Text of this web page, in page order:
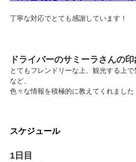
丁寧な対応でとても感謝しています！
ドライバーのサミーラさんの印
とてもフレンドリーな上、観光する上
など、
色々な情報を積極的に教えてくれました
スケジュール
1日目